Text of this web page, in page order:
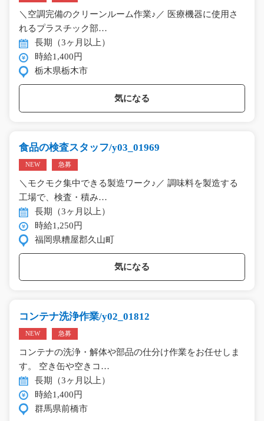
＼空調完備のクリーンルーム作業♪／ 医療機器に使用さ
れるプラスチック部…
長期（3ヶ月以上）
時給1,400円
栃木県栃木市
気になる
食品の検査スタッフ/y03_01969
NEW 急募
＼モクモク集中できる製造ワーク♪／ 調味料を製造する
工場で、検査・積み…
長期（3ヶ月以上）
時給1,250円
福岡県糟屋郡久山町
気になる
コンテナ洗浄作業/y02_01812
NEW 急募
コンテナの洗浄・解体や部品の仕分け作業をお任せしま
す。 空き缶や空きコ…
長期（3ヶ月以上）
時給1,400円
群馬県前橋市